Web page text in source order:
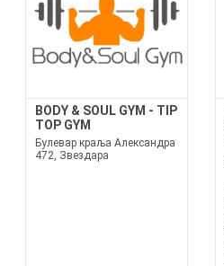
BODY & SOUL GYM - TIP
TOP GYM
Булевар краља Александра
472, Звездара